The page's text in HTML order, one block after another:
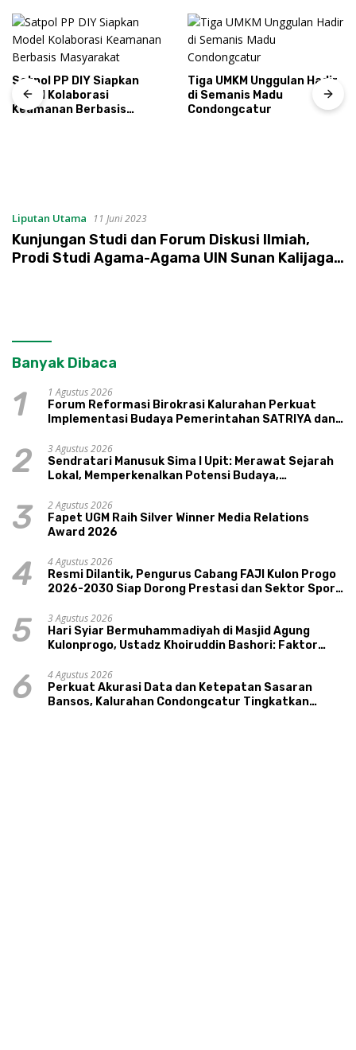
Satpol PP DIY Siapkan
Model Kolaborasi
Keamanan Berbasis
Tiga UMKM Unggulan Hadir
di Semanis Madu
Condongcatur
Liputan Utama 11 Juni 2023
Kunjungan Studi dan Forum Diskusi Ilmiah,
Prodi Studi Agama-Agama UIN Sunan Kalijaga
Banyak Dibaca
1
1 Agustus 2026
Forum Reformasi Birokrasi Kalurahan Perkuat
Implementasi Budaya Pemerintahan SATRIYA dan
2
3 Agustus 2026
Sendratari Manusuk Sima I Upit: Merawat Sejarah
Lokal, Memperkenalkan Potensi Budaya,
3
2 Agustus 2026
Fapet UGM Raih Silver Winner Media Relations
Award 2026
4
4 Agustus 2026
Resmi Dilantik, Pengurus Cabang FAJI Kulon Progo
2026-2030 Siap Dorong Prestasi dan Sektor Sport
5
3 Agustus 2026
Hari Syiar Bermuhammadiyah di Masjid Agung
Kulonprogo, Ustadz Khoiruddin Bashori: Faktor
6
4 Agustus 2026
Perkuat Akurasi Data dan Ketepatan Sasaran
Bansos, Kalurahan Condongcatur Tingkatkan